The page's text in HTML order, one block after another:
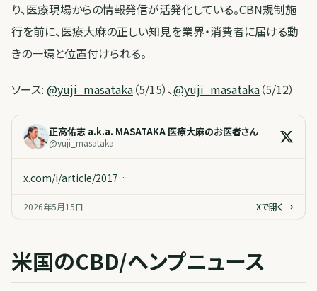
り、医療現場からの情報発信が活発化している。CBN規制施
行を前に、医療大麻の正しい知見を業界・消費者に届ける動
きの一環と位置付けられる。
ソース: @yuji_masataka（5/15）、@yuji_masataka（5/12）
正高佑志 a.k.a. MASATAKA 医療大麻のお医者さん
@yuji_masataka
x.com/i/article/2017…
2026年5月15日 Xで開く →
米国のCBD/ヘンプニュース